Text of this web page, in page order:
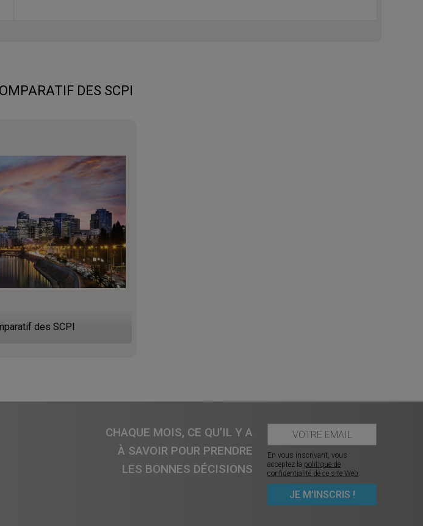
DES SCPI
des SCPI
CHAQUE MOIS, CE QU’IL Y A
À SAVOIR POUR PRENDRE
LES BONNES DÉCISIONS
En vous inscrivant, vous
acceptez la politique de
confidentialité de ce site Web.